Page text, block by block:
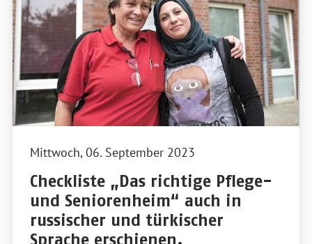
Mittwoch, 06. September 2023
Checkliste „Das richtige Pflege-
und Seniorenheim“ auch in
russischer und türkischer
Sprache erschienen.